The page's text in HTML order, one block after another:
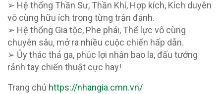
➢ Hệ thống Thần Sư, Thần Khí, Hợp kích, Kích duyên
vô cùng hữu ích trong từng trận đánh.
➢ Hệ thống Gia tộc, Phe phái, Thế lực vô cùng
chuyên sâu, mở ra nhiều cuộc chiến hấp dẫn.
➢ Ủy thác thả ga, phúc lợi nhận bao la, đấu tướng
rảnh tay chiến thuật cực hay!
Trang chủ https://nhangia.cmn.vn/